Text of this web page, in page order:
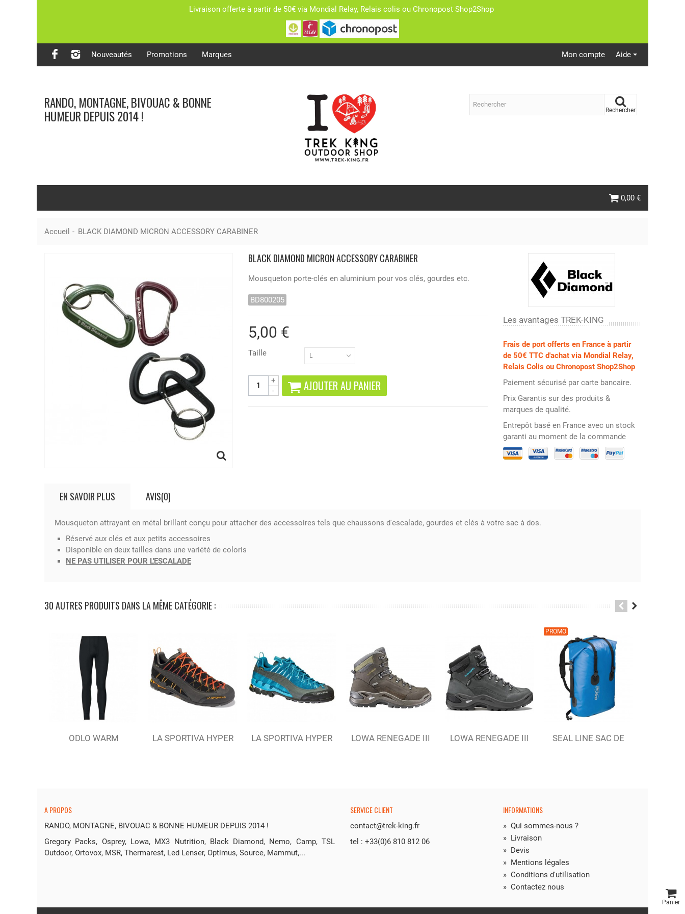
Livraison offerte à partir de 50€ via Mondial Relay, Relais colis ou Chronopost Shop2Shop
Aide
Nouveautés Promotions Marques Mon compte
RANDO, MONTAGNE, BIVOUAC & BONNE
HUMEUR DEPUIS 2014 ! Rechercher
0,00 €
Accueil - BLACK DIAMOND MICRON ACCESSORY CARABINER
BLACK DIAMOND MICRON ACCESSORY CARABINER
Mousqueton porte-clés en aluminium pour vos clés, gourdes etc.
BD800205
5,00 €
Taille L
-
+ AJOUTER AU PANIER
Les avantages TREK-KING
Frais de port offerts en France à partir
de 50€ TTC d'achat via Mondial Relay,
Relais Colis ou Chronopost Shop2Shop
Paiement sécurisé par carte bancaire.
Prix Garantis sur des produits &
marques de qualité.
Entrepôt basé en France avec un stock
garanti au moment de la commande
EN SAVOIR PLUS AVIS(0)
Mousqueton attrayant en métal brillant conçu pour attacher des accessoires tels que chaussons d'escalade, gourdes et clés à votre sac à dos.
Réservé aux clés et aux petits accessoires
Disponible en deux tailles dans une variété de coloris
NE PAS UTILISER POUR L'ESCALADE
30 AUTRES PRODUITS DANS LA MÊME CATÉGORIE :
Ajouter au panier
ODLO WARM
Ajouter au panier
LA SPORTIVA HYPER
LA SPORTIVA HYPER
Ajouter au panier
LOWA RENEGADE III
LOWA RENEGADE III
PROMO
Ajouter au panier
SEAL LINE SAC DE
A PROPOS
RANDO, MONTAGNE, BIVOUAC & BONNE HUMEUR DEPUIS 2014 !
Gregory Packs, Osprey, Lowa, MX3 Nutrition, Black Diamond, Nemo, Camp, TSL
Outdoor, Ortovox, MSR, Thermarest, Led Lenser, Optimus, Source, Mammut,...
SERVICE CLIENT
contact@trek-king.fr
tel : +33(0)6 810 812 06
INFORMATIONS
» Qui sommes-nous ?
» Livraison
» Devis
» Mentions légales
» Conditions d'utilisation
» Contactez nous
Panier